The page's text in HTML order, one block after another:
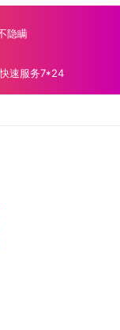
隐瞒
速服务7*24